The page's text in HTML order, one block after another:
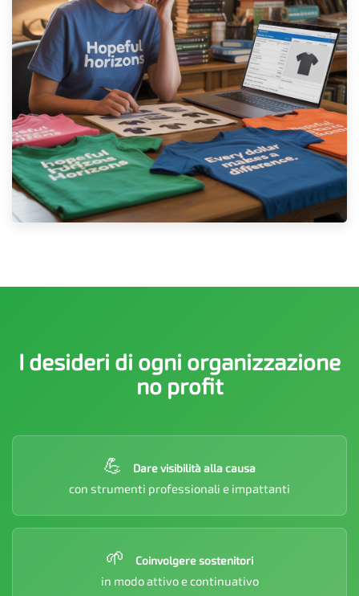
I desideri di ogni organizzazione
no profit
💪 Dare visibilità alla causa
con strumenti professionali e impattanti
🌱 Coinvolgere sostenitori
in modo attivo e continuativo